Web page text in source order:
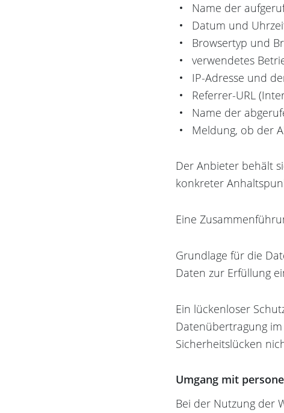
Name der
Datum und
Browsertyp und
verwendetes
IP-Adresse und
Referrer-URL
Name der
Meldung, ob der
Der Anbieter behält
konkreter
Eine
Grundlage für die
Daten zur Erfüllung
Ein lückenloser
Datenübertragung
Sicherheitslücken
Umgang mit
Bei der Nutzung der